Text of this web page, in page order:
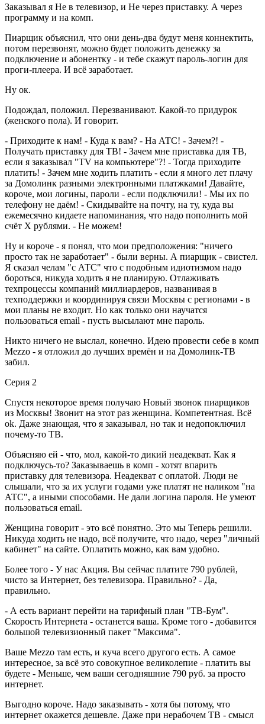
Заказывал я Не в телевизор, и Не через приставку. А через
программу и на комп.
Пиарщик объяснил, что они день-два будут меня коннектить,
потом перезвонят, можно будет положить денежку за
подключение и абонентку - и тебе скажут пароль-логин для
проги-плеера. И всё заработает.
Ну ок.
Подождал, положил. Перезванивают. Какой-то придурок
(женского пола). И говорит.
- Приходите к нам! - Куда к вам? - На АТС! - Зачем?! -
Получать приставку для ТВ! - Зачем мне приставка для ТВ,
если я заказывал "TV на компьютере"?! - Тогда приходите
платить! - Зачем мне ходить платить - если я много лет плачу
за Домолинк разными электронными платжками! Давайте,
короче, мои логины, пароли - если подключили! - Мы их по
телефону не даём! - Скидывайте на почту, на ту, куда вы
ежемесячно кидаете напоминания, что надо пополнить мой
счёт X рублями. - Не можем!
Ну и короче - я понял, что мои предположения: "ничего
просто так не заработает" - были верны. А пиарщик - свистел.
Я сказал челам "с АТС" что с подобным идиотизмом надо
бороться, никуда ходить я не планирую. Отлаживать
техпроцессы компаний миллиардеров, названивая в
техподдержки и координируя связи Москвы с регионами - в
мои планы не входит. Но как только они научатся
пользоваться email - пусть высылают мне пароль.
Никто ничего не выслал, конечно. Идею провести себе в комп
Mezzo - я отложил до лучших времён и на Домолинк-ТВ
забил.
Серия 2
Спустя некоторое время получаю Новый звонок пиарщиков
из Москвы! Звонит на этот раз женщина. Компетентная. Всё
ok. Даже знающая, что я заказывал, но так и недопоключил
почему-то ТВ.
Объясняю ей - что, мол, какой-то дикий неадекват. Как я
подключусь-то? Заказываешь в комп - хотят впарить
приставку для телевизора. Неадекват с оплатой. Люди не
слышали, что за их услуги годами уже платят не наликом "на
АТС", а иными способами. Не дали логина пароля. Не умеют
пользоваться email.
Женщина говорит - это всё понятно. Это мы Теперь решили.
Никуда ходить не надо, всё получите, что надо, через "личный
кабинет" на сайте. Оплатить можно, как вам удобно.
Более того - У нас Акция. Вы сейчас платите 790 рублей,
чисто за Интернет, без телевизора. Правильно? - Да,
правильно.
- А есть вариант перейти на тарифный план "ТВ-Бум".
Скорость Интернета - останется ваша. Кроме того - добавится
большой телевизионный пакет "Максима".
Ваше Mezzo там есть, и куча всего другого есть. А самое
интересное, за всё это совокупное великолепие - платить вы
будете - Меньше, чем ваши сегодняшние 790 руб. за просто
интернет.
Выгодно короче. Надо заказывать - хотя бы потому, что
интернет окажется дешевле. Даже при нерабочем ТВ - смысл